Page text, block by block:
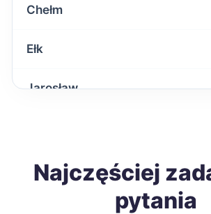
Chełm
Ełk
Jarosław
Tomaszów Mazowiecki
Najczęściej
pytania